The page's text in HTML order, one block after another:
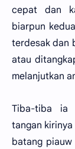
cepat dan
biarpun
terdesak dan
atau
melanjutkan
Tiba-tiba ia
tangan
batang